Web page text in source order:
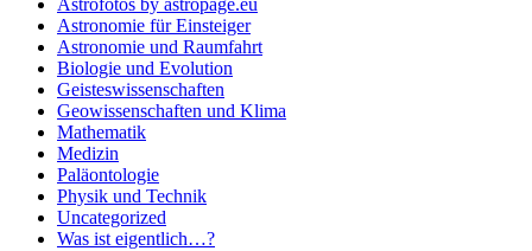
Astrofotos by astropage.eu
Astronomie für Einsteiger
Astronomie und Raumfahrt
Biologie und Evolution
Geisteswissenschaften
Geowissenschaften und Klima
Mathematik
Medizin
Paläontologie
Physik und Technik
Uncategorized
Was ist eigentlich…?